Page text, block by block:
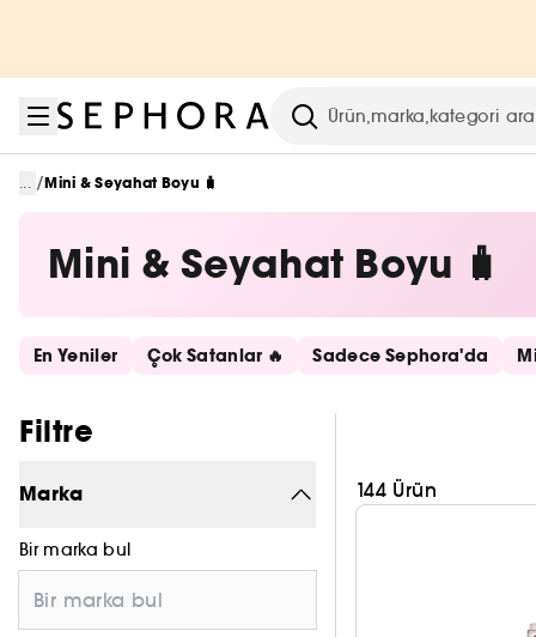
Arama
... /Mini & Seyahat Boyu 🧳
Mini & Seyahat Boyu 🧳
Hızlı bağlantıları atla
En Yeniler Çok Satanlar 🔥 Sadece Sephora'da
Filtre
Marka
Bir marka bul
144 Ürün